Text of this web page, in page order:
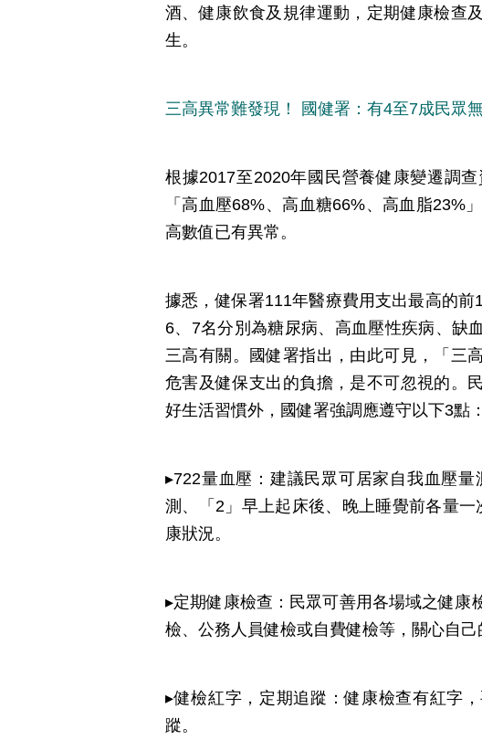
酒、健康飲食及規律運動，定期健康檢查
生。
三高異常難發現！ 國健署：有4至7成民眾
根據2017至2020年國民營養健康變遷調
「高血壓68%、高血糖66%、高血脂23%
高數值已有異常。
據悉，健保署111年醫療費用支出最高的前
6、7名分別為糖尿病、高血壓性疾病、缺
三高有關。國健署指出，由此可見，「三
危害及健保支出的負擔，是不可忽視的。
好生活習慣外，國健署強調應遵守以下3點：
▸722量血壓：建議民眾可居家自我血壓
測、「2」早上起床後、晚上睡覺前各量
康狀況。
▸定期健康檢查：民眾可善用各場域之健康
檢、公務人員健檢或自費健檢等，關心自己
▸健檢紅字，定期追蹤：健康檢查有紅字
蹤。